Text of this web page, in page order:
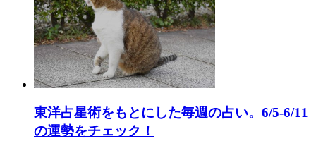
東洋占星術をもとにした毎週の占い。6/5-6/11
の運勢をチェック！